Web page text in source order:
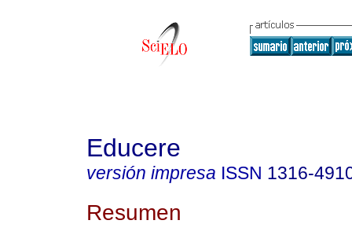
Educere
versión impresa ISSN 1316-
Resumen